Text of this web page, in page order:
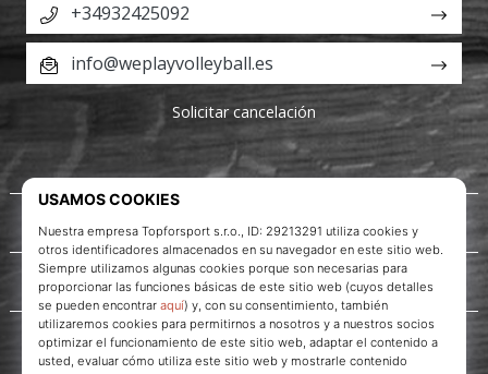
Acerca de nosotros
Servicio al cliente
+34932425092
info@weplayvolleyball.es
Solicitar cancelación